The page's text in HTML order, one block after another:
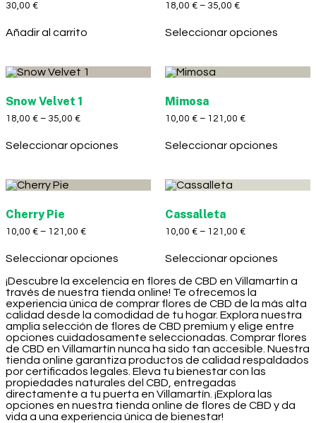
30,00 €
Añadir al carrito
18,00 € – 35,00 €
Seleccionar opciones
Snow Velvet 1
18,00 € – 35,00 €
Seleccionar opciones
Mimosa
10,00 € – 121,00 €
Seleccionar opciones
Cherry Pie
10,00 € – 121,00 €
Seleccionar opciones
Cassalleta
10,00 € – 121,00 €
Seleccionar opciones
¡Descubre la excelencia en flores de CBD en Villamartín a
través de nuestra tienda online! Te ofrecemos la
experiencia única de comprar flores de CBD de la más alta
calidad desde la comodidad de tu hogar. Explora nuestra
amplia selección de flores de CBD premium y elige entre
opciones cuidadosamente seleccionadas. Comprar flores
de CBD en Villamartín nunca ha sido tan accesible. Nuestra
tienda online garantiza productos de calidad respaldados
por certificados legales. Eleva tu bienestar con las
propiedades naturales del CBD, entregadas
directamente a tu puerta en Villamartín. ¡Explora las
opciones en nuestra tienda online de flores de CBD y da
vida a una experiencia única de bienestar!